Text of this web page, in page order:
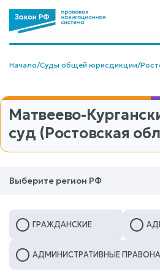
Начало/Суды общей юрисдикции/
Матвеево-
суд (Ростовская
Выберите регион РФ
ГРАЖДАНСКИЕ
АДМИНИСТРАТИВНЫЕ